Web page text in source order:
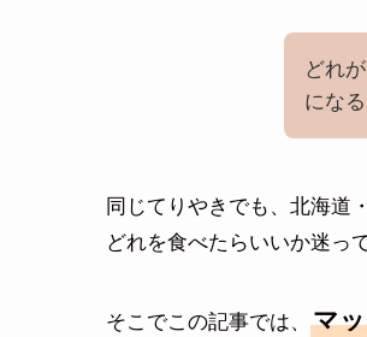
どれ
になる
同じてりやきでも、北海道
どれを食べたらいいか迷っ
そこでこの記事では、
マ